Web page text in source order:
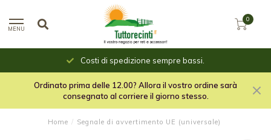
MENU
0
Costi di spedizione sempre bassi.
Ordinato prima delle 12.00? Allora il vostro ordine sarà
consegnato al corriere il giorno stesso.
Home / Segnale di avvertimento UE (universale)